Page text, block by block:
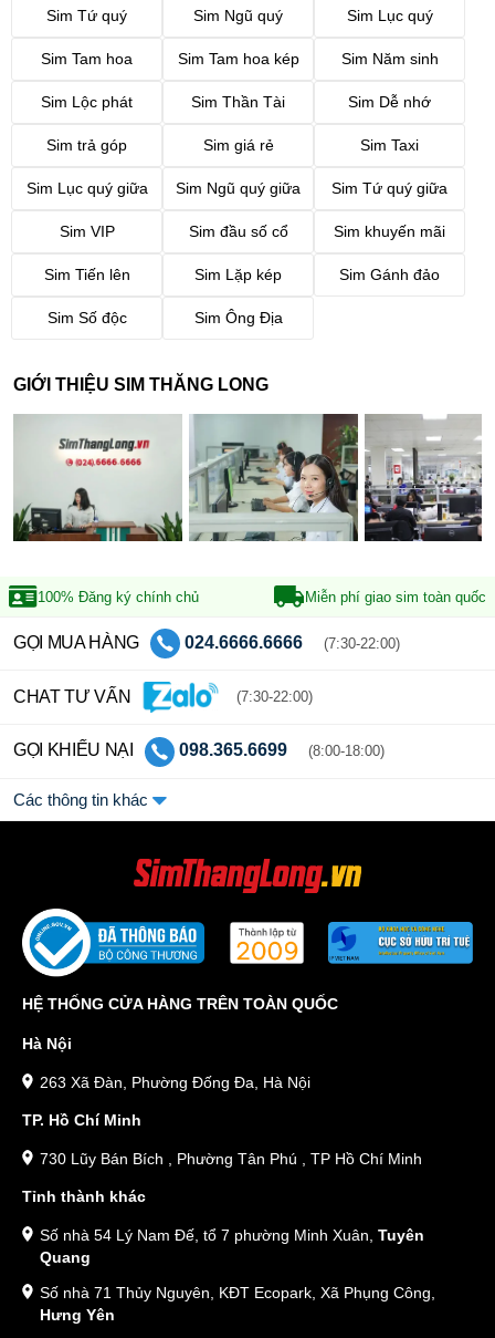
Sim Tứ quý Sim Ngũ quý Sim Lục quý
Sim Tam hoa Sim Tam hoa kép Sim Năm sinh
Sim Lộc phát Sim Thần Tài Sim Dễ nhớ
Sim trả góp Sim giá rẻ Sim Taxi
Sim Lục quý giữa Sim Ngũ quý giữa Sim Tứ quý giữa
Sim VIP Sim đầu số cổ Sim khuyến mãi
Sim Tiến lên Sim Lặp kép Sim Gánh đảo
Sim Số độc Sim Ông Địa
GIỚI THIỆU SIM THĂNG LONG
100% Đăng ký chính chủ Miễn phí giao sim toàn quốc
GỌI MUA HÀNG 024.6666.6666 (7:30-22:00)
CHAT TƯ VẤN (7:30-22:00)
GỌI KHIẾU NẠI 098.365.6699 (8:00-18:00)
Các thông tin khác
HỆ THỐNG CỬA HÀNG TRÊN TOÀN QUỐC
Hà Nội
263 Xã Đàn, Phường Đống Đa, Hà Nội
TP. Hồ Chí Minh
730 Lũy Bán Bích , Phường Tân Phú , TP Hồ Chí Minh
Tỉnh thành khác
Số nhà 54 Lý Nam Đế, tổ 7 phường Minh Xuân, Tuyên
Quang
Số nhà 71 Thủy Nguyên, KĐT Ecopark, Xã Phụng Công,
Hưng Yên